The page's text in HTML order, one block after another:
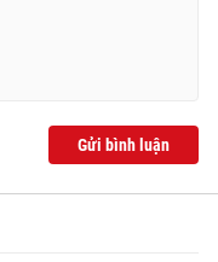
Gửi bình luận